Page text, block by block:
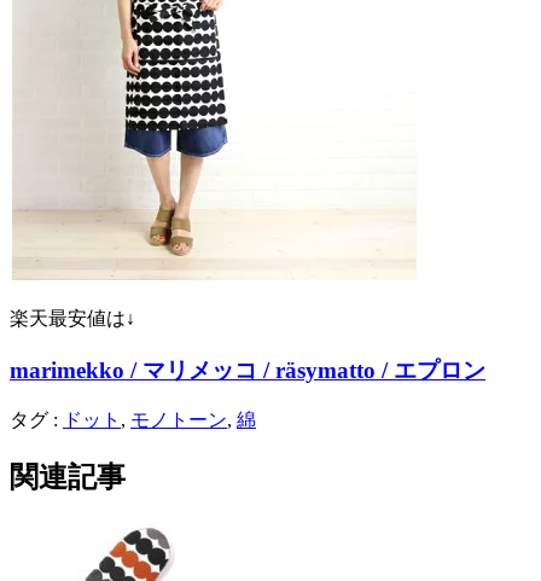
楽天最安値は↓
marimekko / マリメッコ / räsymatto / エプロン
タグ : ドット , モノトーン, 綿
関連記事